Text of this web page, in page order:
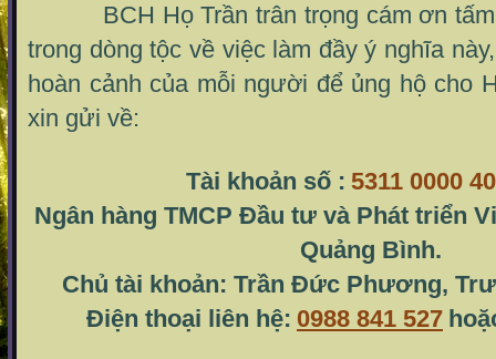
BCH Họ Trần trân trọng cám ơn tấm
trong dòng tộc về việc làm đầy ý nghĩa
hoàn cảnh của mỗi người để ủng hộ cho
xin gửi về:
Tài khoản số : 5311 0000
Ngân hàng TMCP Đầu tư và Phát triển
Quảng Bình.
Chủ tài khoản: Trần Đức Phương,
Điện thoại liên hệ: 0988 841 527